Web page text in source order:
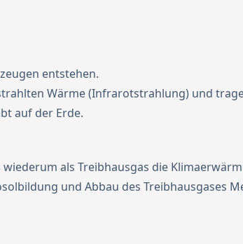
entstehen.
Wärme (Infrarotstrahlung) und
auf der Erde.
als Treibhausgas die
und Abbau des Treibhausgases